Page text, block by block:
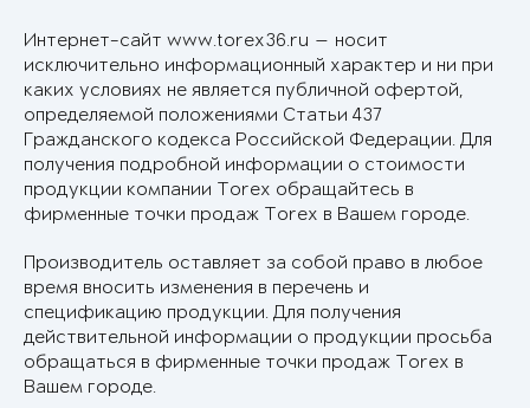
Интернет-сайт www.torex36.ru — носит
исключительно информационный характер и ни при
каких условиях не является публичной офертой,
определяемой положениями Статьи 437
Гражданского кодекса Российской Федерации. Для
получения подробной информации о стоимости
продукции компании Torex обращайтесь в
фирменные точки продаж Torex в Вашем городе.
Производитель оставляет за собой право в любое
время вносить изменения в перечень и
спецификацию продукции. Для получения
действительной информации о продукции просьба
обращаться в фирменные точки продаж Torex в
Вашем городе.